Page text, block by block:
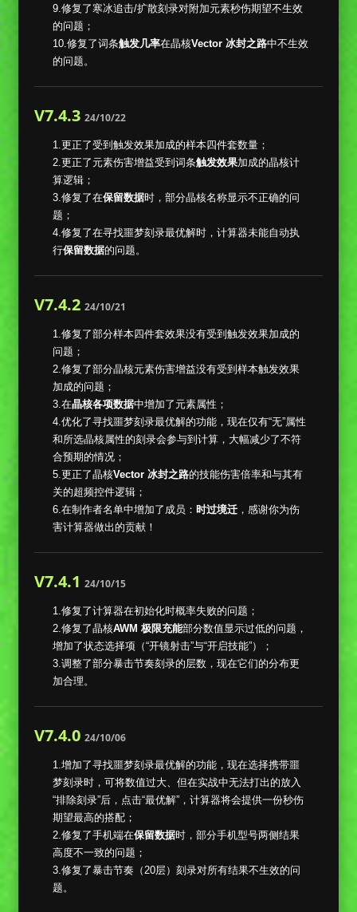
9.修复了寒冰追击/扩散刻录对附加元素秒伤期望不生效
的问题；
10.修复了词条触发几率在晶核Vector 冰封之路中不生效
的问题。
V7.4.3 24/10/22
1.更正了受到触发效果加成的样本四件套数量；
2.更正了元素伤害增益受到词条触发效果加成的晶核计
算逻辑；
3.修复了在保留数据时，部分晶核名称显示不正确的问
题；
4.修复了在寻找噩梦刻录最优解时，计算器未能自动执
行保留数据的问题。
V7.4.2 24/10/21
1.修复了部分样本四件套效果没有受到触发效果加成的
问题；
2.修复了部分晶核元素伤害增益没有受到样本触发效果
加成的问题；
3.在晶核各项数据中增加了元素属性；
4.优化了寻找噩梦刻录最优解的功能，现在仅有“无”属性
和所选晶核属性的刻录会参与到计算，大幅减少了不符
合预期的情况；
5.更正了晶核Vector 冰封之路的技能伤害倍率和与其有
关的超频控件逻辑；
6.在制作者名单中增加了成员： 时过境迁，感谢你为伤
害计算器做出的贡献！
V7.4.1 24/10/15
1.修复了计算器在初始化时概率失败的问题；
2.修复了晶核AWM 极限充能部分数值显示过低的问题，
增加了状态选择项（“开镜射击”与“开启技能”）；
3.调整了部分暴击节奏刻录的层数，现在它们的分布更
加合理。
V7.4.0 24/10/06
1.增加了寻找噩梦刻录最优解的功能，现在选择携带噩
梦刻录时，可将数值过大、但在实战中无法打出的放入
“排除刻录”后，点击“最优解”，计算器将会提供一份秒伤
期望最高的搭配；
2.修复了手机端在保留数据时，部分手机型号两侧结果
高度不一致的问题；
3.修复了暴击节奏（20层）刻录对所有结果不生效的问
题。